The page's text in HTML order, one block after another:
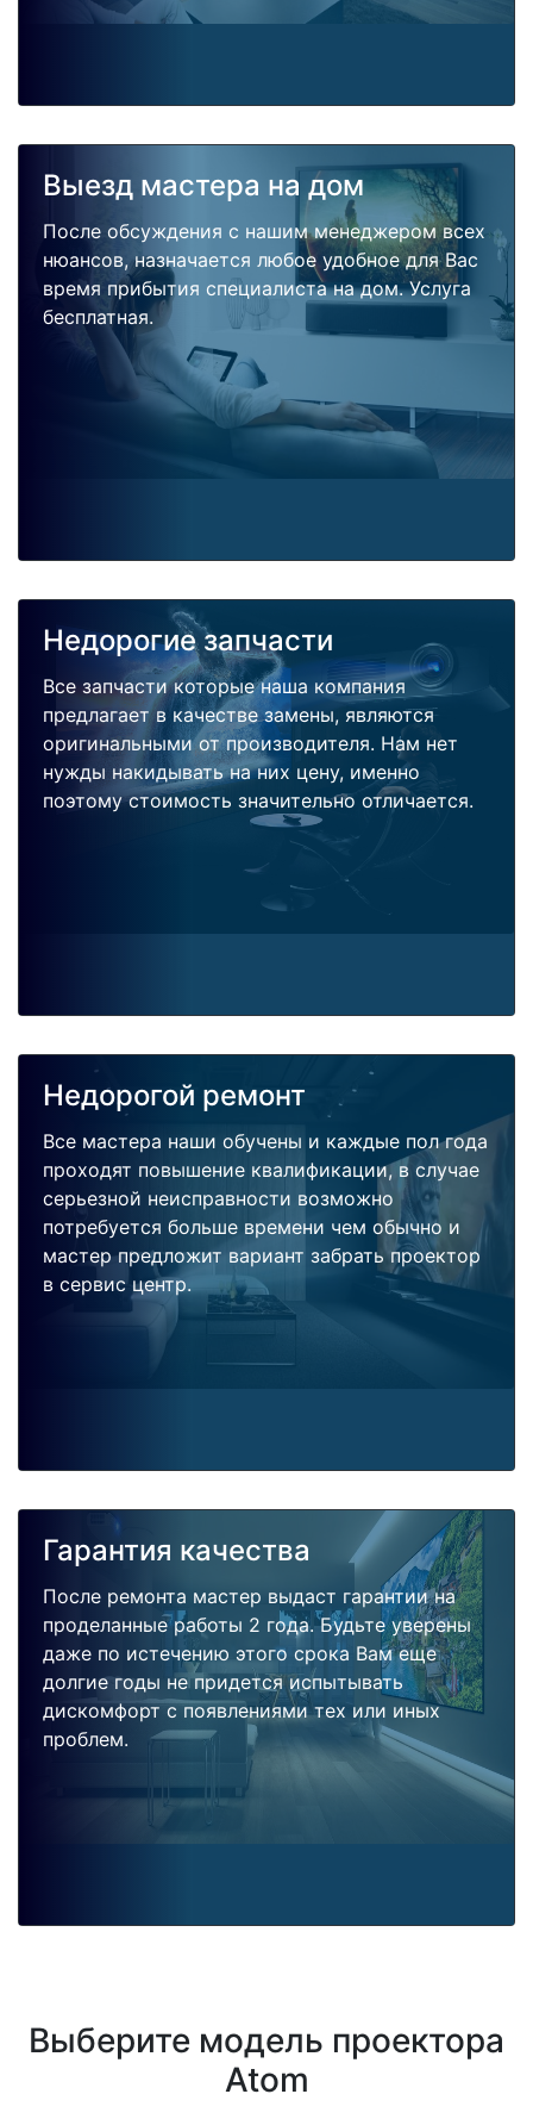
Выезд мастера на дом
После обсуждения с нашим менеджером всех
нюансов, назначается любое удобное для Вас
время прибытия специалиста на дом. Услуга
бесплатная.
Недорогие запчасти
Все запчасти которые наша компания
предлагает в качестве замены, являются
оригинальными от производителя. Нам нет
нужды накидывать на них цену, именно
поэтому стоимость значительно отличается.
Недорогой ремонт
Все мастера наши обучены и каждые пол года
проходят повышение квалификации, в случае
серьезной неисправности возможно
потребуется больше времени чем обычно и
мастер предложит вариант забрать проектор
в сервис центр.
Гарантия качества
После ремонта мастер выдаст гарантии на
проделанные работы 2 года. Будьте уверены
даже по истечению этого срока Вам еще
долгие годы не придется испытывать
дискомфорт с появлениями тех или иных
проблем.
Выберите модель проектора
Atom